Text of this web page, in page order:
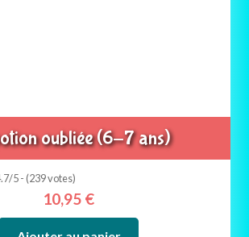
oubliée (6-7 ans)
5 - (239 votes)
10,95 €